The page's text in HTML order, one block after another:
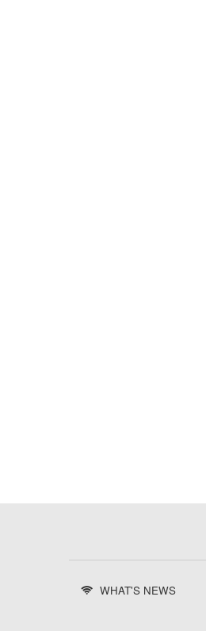
WHAT'S NEWS